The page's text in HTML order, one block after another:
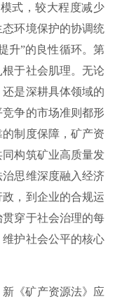
式，较大程度减少
环境保护的协调统
升”的良性循环。第
于社会肌理。无论
是深耕具体领域的
争的市场准则都形
制度保障，矿产资
构筑矿业高质量发
思维深度融入经济
，到企业的合规运
穿于社会治理的每
护社会公平的核心
《矿产资源法》应